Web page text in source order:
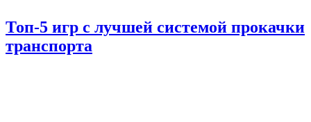
Топ-5 игр с лучшей системой прокачки
транспорта